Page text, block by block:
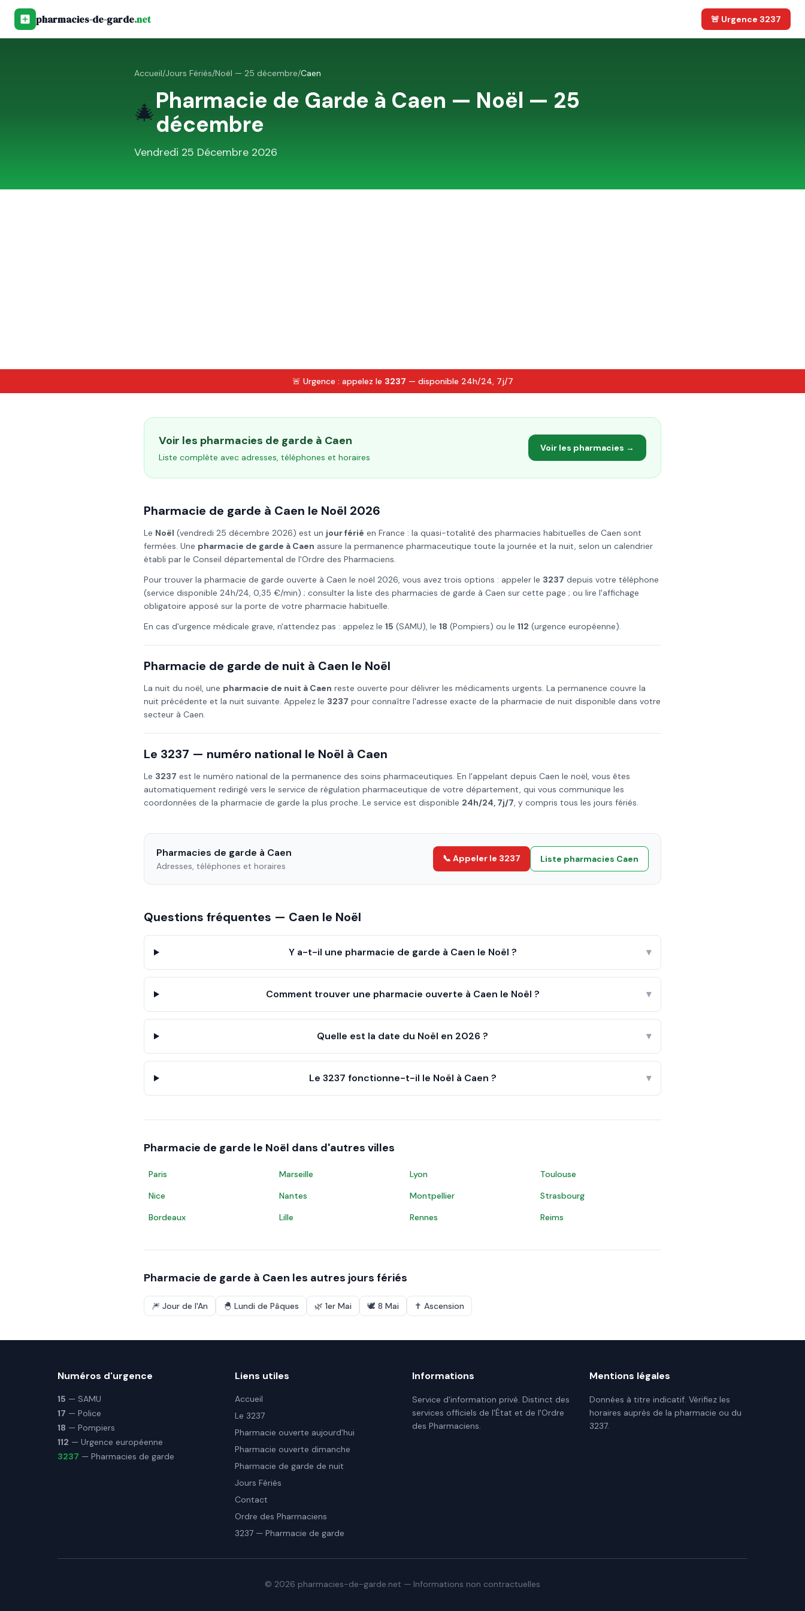
pharmacies-de-garde.net 🚨 Urgence 3237
Accueil/Jours Fériés/Noël — 25 décembre/Caen
🎄Pharmacie de Garde à Caen — Noël — 25
décembre
Vendredi 25 Décembre 2026
🚨 Urgence : appelez le 3237 — disponible 24h/24, 7j/7
Voir les pharmacies de garde à Caen
Liste complète avec adresses, téléphones et horaires
Voir les pharmacies →
Pharmacie de garde à Caen le Noël 2026
Le Noël (vendredi 25 décembre 2026) est un jour férié en France : la quasi-totalité des pharmacies habituelles de Caen sont
fermées. Une pharmacie de garde à Caen assure la permanence pharmaceutique toute la journée et la nuit, selon un calendrier
établi par le Conseil départemental de l'Ordre des Pharmaciens.
Pour trouver la pharmacie de garde ouverte à Caen le noël 2026, vous avez trois options : appeler le 3237 depuis votre téléphone
(service disponible 24h/24, 0,35 €/min) ; consulter la liste des pharmacies de garde à Caen sur cette page ; ou lire l'affichage
obligatoire apposé sur la porte de votre pharmacie habituelle.
En cas d'urgence médicale grave, n'attendez pas : appelez le 15 (SAMU), le 18 (Pompiers) ou le 112 (urgence européenne).
Pharmacie de garde de nuit à Caen le Noël
La nuit du noël, une pharmacie de nuit à Caen reste ouverte pour délivrer les médicaments urgents. La permanence couvre la
nuit précédente et la nuit suivante. Appelez le 3237 pour connaître l'adresse exacte de la pharmacie de nuit disponible dans votre
secteur à Caen.
Le 3237 — numéro national le Noël à Caen
Le 3237 est le numéro national de la permanence des soins pharmaceutiques. En l'appelant depuis Caen le noël, vous êtes
automatiquement redirigé vers le service de régulation pharmaceutique de votre département, qui vous communique les
coordonnées de la pharmacie de garde la plus proche. Le service est disponible 24h/24, 7j/7, y compris tous les jours fériés.
Pharmacies de garde à Caen
Adresses, téléphones et horaires
📞 Appeler le 3237 Liste pharmacies Caen
Questions fréquentes — Caen le Noël
Y a-t-il une pharmacie de garde à Caen le Noël ? ▾
Comment trouver une pharmacie ouverte à Caen le Noël ? ▾
Quelle est la date du Noël en 2026 ? ▾
Le 3237 fonctionne-t-il le Noël à Caen ? ▾
Pharmacie de garde le Noël dans d'autres villes
Paris Marseille Lyon
Toulouse
Nice
Nantes Montpellier
Strasbourg
Bordeaux
Lille Rennes Reims
Pharmacie de garde à Caen les autres jours fériés
🎆 Jour de l'An 🐣 Lundi de Pâques 🌿 1er Mai 🕊️ 8 Mai ✝️ Ascension
Numéros d'urgence
15 — SAMU
17 — Police
18 — Pompiers
112 — Urgence européenne
3237 — Pharmacies de garde
Liens utiles
Accueil
Le 3237
Pharmacie ouverte aujourd'hui
Pharmacie ouverte dimanche
Pharmacie de garde de nuit
Jours Fériés
Contact
Ordre des Pharmaciens
3237 — Pharmacie de garde
Informations
Service d'information privé. Distinct des
services officiels de l'État et de l'Ordre
des Pharmaciens.
Mentions légales
Données à titre indicatif. Vérifiez les
horaires auprès de la pharmacie ou du
3237.
© 2026 pharmacies-de-garde.net — Informations non contractuelles